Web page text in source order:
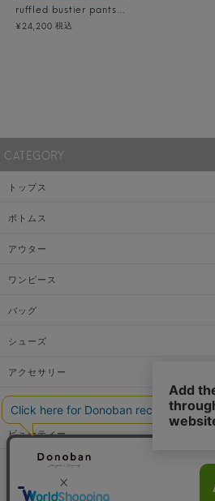
ruffled bustier pants dress
¥24,200 税込
CATEGORY
トップス
ボトムス
アウター
ワンピース
バッグ
シューズ
アクセサリー
ファッショングッズ
ビューティー